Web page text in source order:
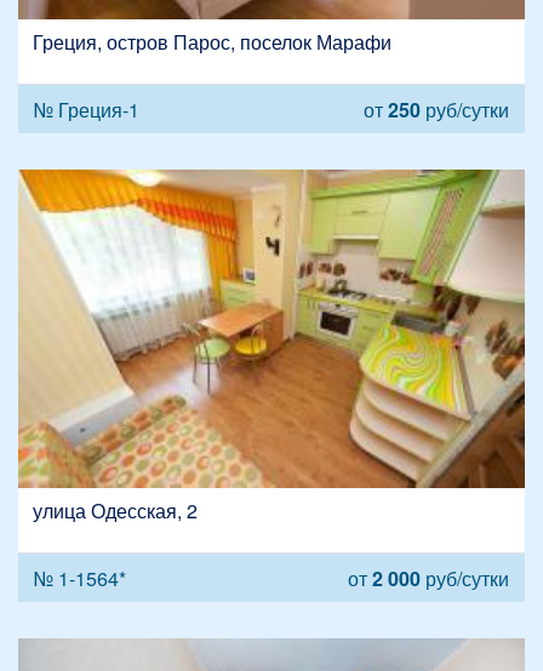
Греция, остров Парос, поселок Марафи
№ Греция-1 от250 руб/сутки
улица Одесская, 2
№ 1-1564* от2 000 руб/сутки